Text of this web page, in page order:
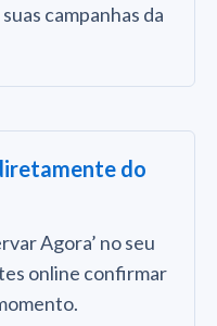
campanhas da
do
Agora’ no seu
online confirmar